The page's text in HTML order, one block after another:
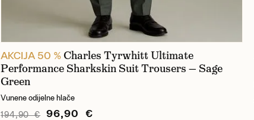
AKCIJA 50 %Charles Tyrwhitt Ultimate
Performance Sharkskin Suit Trousers — Sage
Green
Vunene odijelne hlače
194,90 € 96,90 €